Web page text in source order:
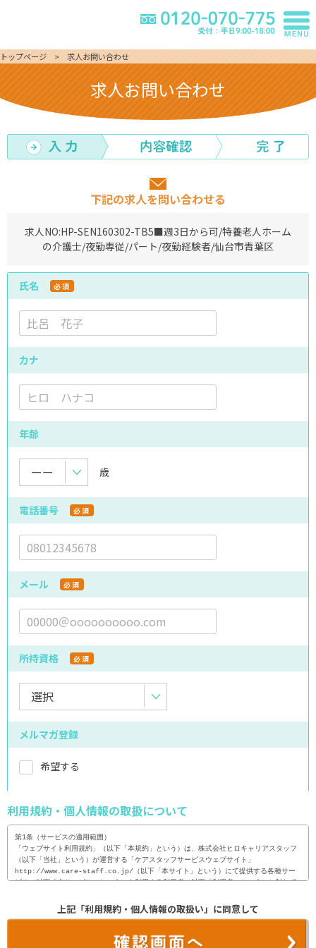
トップページ 求人お問い合わせ
求人お問い合わせ
下記の求人を問い合わせる
求人NO:HP-SEN160302-TB5■週3日から可/特養老人ホーム
の介護士/夜勤専従/パート/夜勤経験者/仙台市青葉区
氏名 必須
カナ
年齢
歳
電話番号 必須
メール 必須
所持資格 必須
メルマガ登録
希望する
利用規約・個人情報の取扱について
第1条（サービスの適用範囲）
「ウェブサイト利用規約」（以下「本規約」という）は、株式会社ヒロキャリアスタッフ
（以下「当社」という）が運営する「ケアスタッフサービスウェブサイト」
http://www.care-staff.co.jp/（以下「本サイト」という）にて提供する各種サー
ビス（以下「本サービス」という）を利用する利用者（以下「利用者」という）に対して
2. 利用者は、本サイトを利用（閲覧・検索等）に際し、本規約の内容を全て承諾するも
上記「利用規約・個人情報の取扱い」に同意して